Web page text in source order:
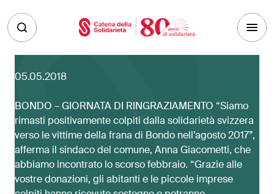
05.05.2018
BONDO – GIORNATA DI RINGRAZIAMENTO “Siamo
rimasti positivamente colpiti dalla solidarietà svizzera
verso le vittime della frana di Bondo nell’agosto 2017”,
afferma il sindaco del comune, Anna Giacometti, che
abbiamo incontrato lo scorso febbraio. “Grazie alle
vostre donazioni, gli abitanti e le piccole imprese